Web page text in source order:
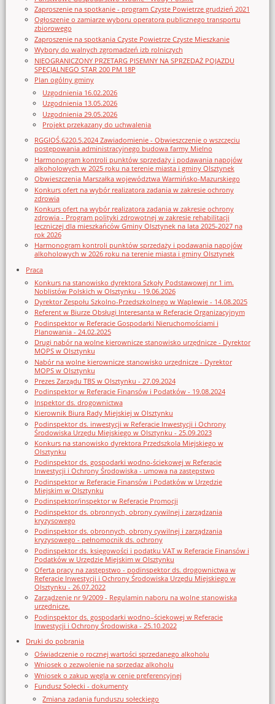
Zaproszenie na spotkanie - program Czyste Powietrze grudzień 2021
Ogłoszenie o zamiarze wyboru operatora publicznego transportu
zbiorowego
Zaproszenie na spotkania Czyste Powietrze Czyste Mieszkanie
Wybory do walnych zgromadzeń izb rolniczych
NIEOGRANICZONY PRZETARG PISEMNY NA SPRZEDAŻ POJAZDU
SPECJALNEGO STAR 200 PM 18P
Plan ogólny gminy
Uzgodnienia 16.02.2026
Uzgodnienia 13.05.2026
Uzgodnienia 29.05.2026
Projekt przekazany do uchwalenia
RGGIOŚ.6220.5.2024 Zawiadomienie - Obwieszczenie o wszczęciu
postępowania administracyjnego budowa farmy Mielno
Harmonogram kontroli punktów sprzedaży i podawania napojów
alkoholowych w 2025 roku na terenie miasta i gminy Olsztynek
Obwieszczenia Marszałka województwa Warmińsko-Mazurskiego
Konkurs ofert na wybór realizatora zadania w zakresie ochrony
zdrowia
Konkurs ofert na wybór realizatora zadania w zakresie ochrony
zdrowia - Program polityki zdrowotnej w zakresie rehabilitacji
leczniczej dla mieszkańców Gminy Olsztynek na lata 2025-2027 na
rok 2026
Harmonogram kontroli punktów sprzedaży i podawania napojów
alkoholowych w 2026 roku na terenie miasta i gminy Olsztynek
Praca
Konkurs na stanowisko dyrektora Szkoły Podstawowej nr 1 im.
Noblistów Polskich w Olsztynku - 19.06.2026
Dyrektor Zespołu Szkolno-Przedszkolnego w Waplewie - 14.08.2025
Referent w Biurze Obsługi Interesanta w Referacie Organizacyjnym
Podinspektor w Referacie Gospodarki Nieruchomościami i
Planowania - 24.02.2025
Drugi nabór na wolne kierownicze stanowisko urzędnicze - Dyrektor
MOPS w Olsztynku
Nabór na wolne kierownicze stanowisko urzędnicze - Dyrektor
MOPS w Olsztynku
Prezes Zarządu TBS w Olsztynku - 27.09.2024
Podinspektor w Referacie Finansów i Podatków - 19.08.2024
Inspektor ds. drogownictwa
Kierownik Biura Rady Miejskiej w Olsztynku
Podinspektor ds. inwestycji w Referacie Inwestycji i Ochrony
Środowiska Urzędu Miejskiego w Olsztynku - 25.09.2023
Konkurs na stanowisko dyrektora Przedszkola Miejskiego w
Olsztynku
Podinspektor ds. gospodarki wodno-ściekowej w Referacie
Inwestycji i Ochrony Środowiska - umowa na zastępstwo
Podinspektor w Referacie Finansów i Podatków w Urzędzie
Miejskim w Olsztynku
Podinspektor/inspektor w Referacie Promocji
Podinspektor ds. obronnych, obrony cywilnej i zarządzania
kryzysowego
Podinspektor ds. obronnych, obrony cywilnej i zarządzania
kryzysowego - pełnomocnik ds. ochrony
Podinspektor ds. księgowości i podatku VAT w Referacie Finansów i
Podatków w Urzędzie Miejskim w Olsztynku
Oferta pracy na zastępstwo - podinspektor ds. drogownictwa w
Referacie Inwestycji i Ochrony Środowiska Urzędu Miejskiego w
Olsztynku - 26.07.2022
Zarządzenie nr 9/2009 - Regulamin naboru na wolne stanowiska
urzędnicze.
Podinspektor ds. gospodarki wodno–ściekowej w Referacie
Inwestycji i Ochrony Środowiska - 25.10.2022
Druki do pobrania
Oświadczenie o rocznej wartości sprzedanego alkoholu
Wniosek o zezwolenie na sprzedaz alkoholu
Wniosek o zakup węgla w cenie preferencyjnej
Fundusz Sołecki - dokumenty
Zmiana zadania funduszu sołeckiego